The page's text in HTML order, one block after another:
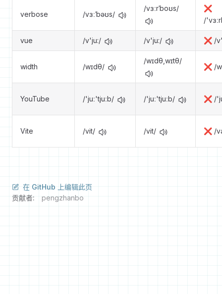
verbose /vɜːˈbəʊs/
/vɜːrˈboʊs/
❌
/
vue /v'ju:/ /v'ju:/ ❌ /
width /wɪdθ/
/wɪdθ,wɪtθ/
❌ /
YouTube /'juː'tjuːb/ /'juː'tjuːb/ ❌ /
Vite /vit/ /vit/ ❌ /
在 GitHub 上编辑此页
贡献者:
pengzhanbo